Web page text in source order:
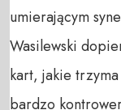
umierającym
Wasilewski
kart, jakie
bardzo